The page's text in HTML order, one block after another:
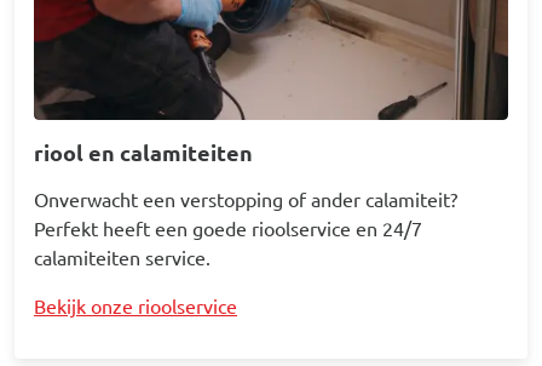
riool en calamiteiten
Onverwacht een verstopping of ander calamiteit?
Perfekt heeft een goede rioolservice en 24/7
calamiteiten service.
Bekijk onze rioolservice